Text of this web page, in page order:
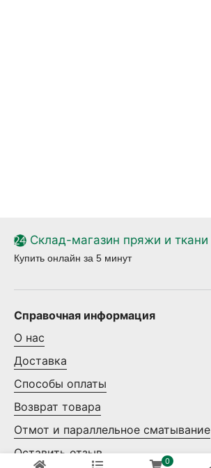
Склад-магазин пряжи и ткани
Купить онлайн за 5 минут
Справочная информация
О нас
Доставка
Способы оплаты
Возврат товара
Отмот и параллельное сматывание
Оставить отзыв
0